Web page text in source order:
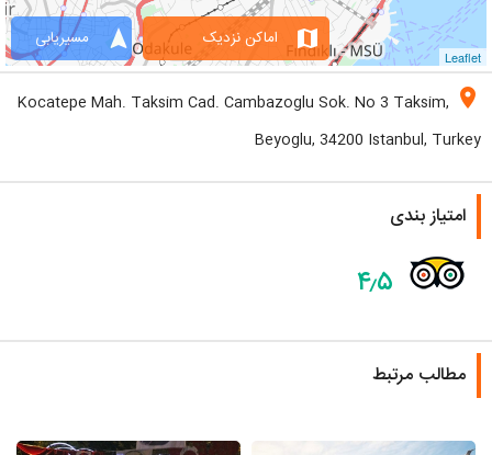
Leaflet
navigation مسیریابی map اماکن نزدیک
location_on
Kocatepe Mah. Taksim Cad. Cambazoglu Sok. No 3 Taksim,
Beyoglu, 34200 Istanbul, Turkey
امتیاز بندی
۴٫۵
مطالب مرتبط